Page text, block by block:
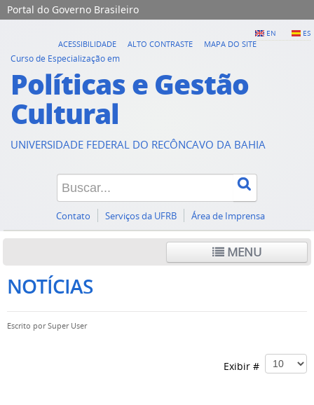
Portal do Governo Brasileiro
EN ES
ACESSIBILIDADE ALTO CONTRASTE
MAPA DO SITE
Curso de Especialização em
Políticas e Gestão
Cultural
UNIVERSIDADE FEDERAL DO RECÔNCAVO DA BAHIA
Contato Serviços da UFRB Área de Imprensa
MENU
NOTÍCIAS
Escrito porSuper User
Exibir #